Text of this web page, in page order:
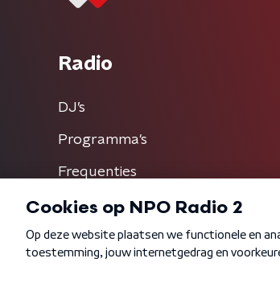
Radio
DJ’s
Programma's
Frequenties
Algemene voorwaarden Privacybeleid